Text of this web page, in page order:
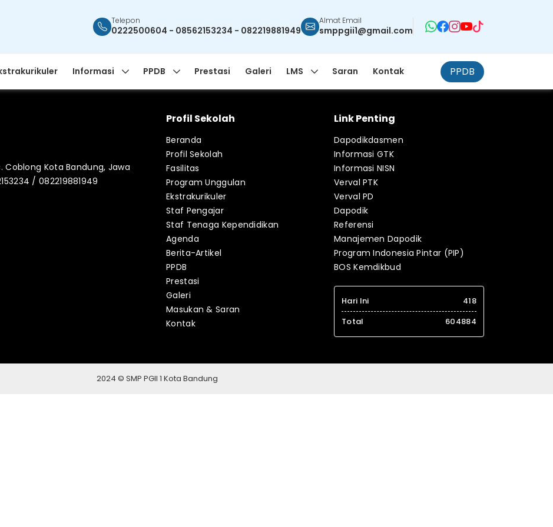
Telepon
0222500604 - 08562153234 - 082219881949
Almat Email
smppgii1@gmail.com
Informasi PPDB Prestasi Galeri LMS Saran Kontak PPDB
Coblong Kota Bandung, Jawa
/ 082219881949
Profil Sekolah
Beranda
Profil Sekolah
Fasilitas
Program Unggulan
Ekstrakurikuler
Staf Pengajar
Staf Tenaga Kependidikan
Agenda
Berita-Artikel
PPDB
Prestasi
Galeri
Masukan & Saran
Kontak
Link Penting
Dapodikdasmen
Informasi GTK
Informasi NISN
Verval PTK
Verval PD
Dapodik
Referensi
Manajemen Dapodik
Program Indonesia Pintar (PIP)
BOS Kemdikbud
Hari Ini
418
Total
604884
2024 © SMP PGII 1 Kota Bandung